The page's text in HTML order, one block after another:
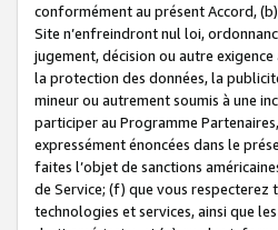
conformément au présent Accord,
Site n’enfreindront nul loi,
jugement, décision ou autre
la protection des données, la
mineur ou autrement soumis à une
participer au Programme
expressément énoncées dans le
faites l’objet de sanctions
de Service; (f) que vous
technologies et services, ainsi que